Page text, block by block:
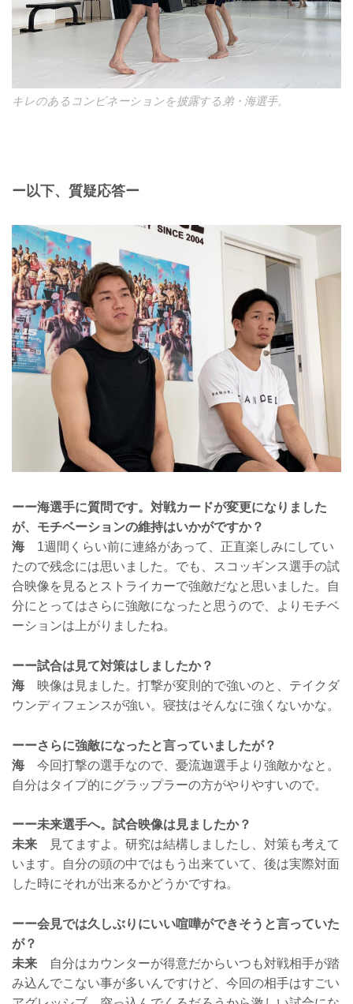
キレのあるコンビネーションを披露する弟・海選手。
ー以下、質疑応答ー
ーー海選手に質問です。対戦カードが変更になりました
が、モチベーションの維持はいかがですか？
海 1週間くらい前に連絡があって、正直楽しみにしてい
たので残念には思いました。でも、スコッギンス選手の試
合映像を見るとストライカーで強敵だなと思いました。自
分にとってはさらに強敵になったと思うので、よりモチベ
ーションは上がりましたね。
ーー試合は見て対策はしましたか？
海 映像は見ました。打撃が変則的で強いのと、テイクダ
ウンディフェンスが強い。寝技はそんなに強くないかな。
ーーさらに強敵になったと言っていましたが？
海 今回打撃の選手なので、憂流迦選手より強敵かなと。
自分はタイプ的にグラップラーの方がやりやすいので。
ーー未来選手へ。試合映像は見ましたか？
未来 見てますよ。研究は結構しましたし、対策も考えて
います。自分の頭の中ではもう出来ていて、後は実際対面
した時にそれが出来るかどうかですね。
ーー会見では久しぶりにいい喧嘩ができそうと言っていた
が？
未来 自分はカウンターが得意だからいつも対戦相手が踏
み込んでこない事が多いんですけど、今回の相手はすごい